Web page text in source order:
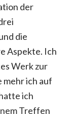
der
die
Aspekte. Ich
Werk zur
mehr ich auf
ich
Treffen